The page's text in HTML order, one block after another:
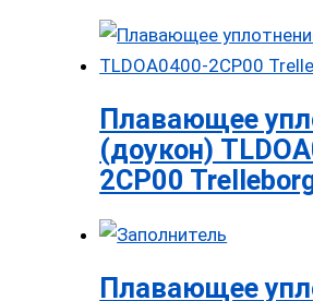
Плавающее
(доукон)
2CP00
Плавающее